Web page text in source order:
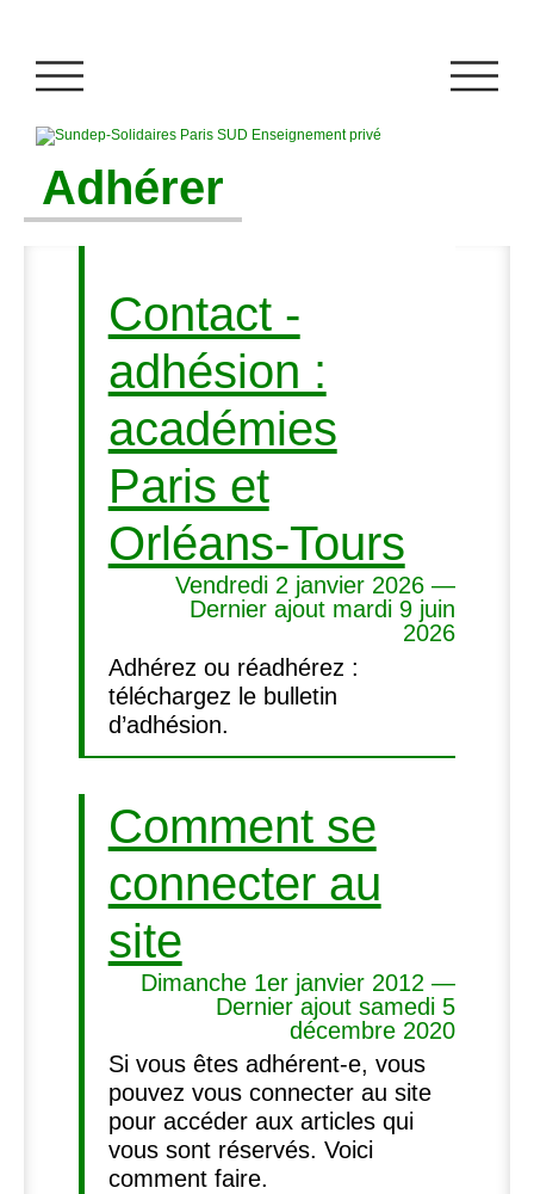
Adhérer
Contact -
adhésion :
académies
Paris et
Orléans-Tours
Vendredi 2 janvier 2026 —
Dernier ajout mardi 9 juin
2026
Adhérez ou réadhérez :
téléchargez le bulletin
d’adhésion.
Comment se
connecter au
site
Dimanche 1er janvier 2012 —
Dernier ajout samedi 5
décembre 2020
Si vous êtes adhérent-e, vous
pouvez vous connecter au site
pour accéder aux articles qui
vous sont réservés. Voici
comment faire.